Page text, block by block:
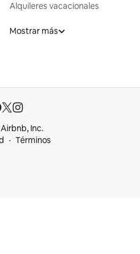
Alquileres vacacionales
Mostrar más
Inc.
Términos